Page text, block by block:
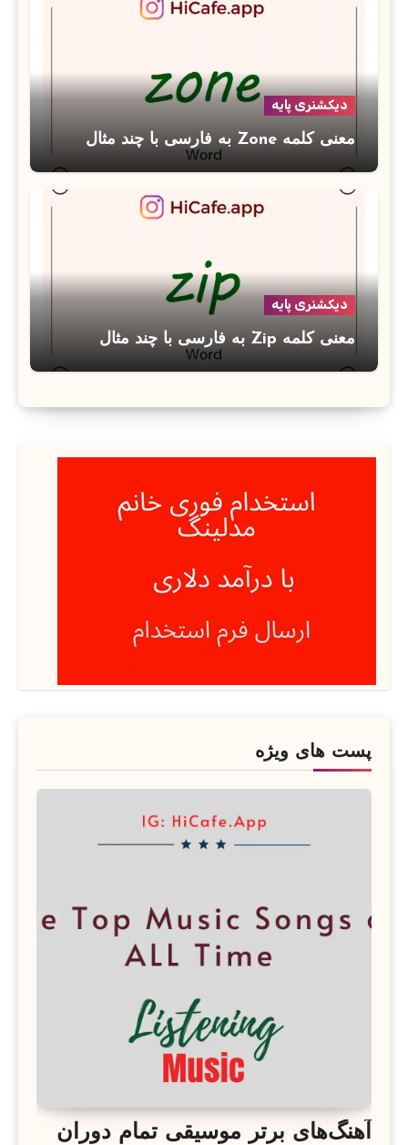
دیکشنری پایه
معنی کلمه Zone به فارسی با چند مثال
دیکشنری پایه
معنی کلمه Zip به فارسی با چند مثال
پست های ویژه
آهنگ‌های برتر موسیقی تمام دوران